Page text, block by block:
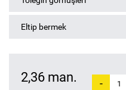
Eltip bermek
2,36 man. -